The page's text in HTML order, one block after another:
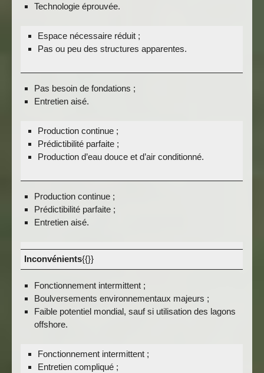
Technologie éprouvée.
Espace nécessaire réduit ;
Pas ou peu des structures apparentes.
Pas besoin de fondations ;
Entretien aisé.
Production continue ;
Prédictibilité parfaite ;
Production d’eau douce et d’air conditionné.
Production continue ;
Prédictibilité parfaite ;
Entretien aisé.
Inconvénients{{}}
Fonctionnement intermittent ;
Boulversements environnementaux majeurs ;
Faible potentiel mondial, sauf si utilisation des lagons
offshore.
Fonctionnement intermittent ;
Entretien compliqué ;